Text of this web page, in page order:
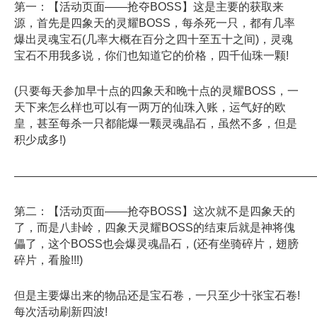
第一：【活动页面——抢夺BOSS】这是主要的获取来
源，首先是四象天的灵耀BOSS，每杀死一只，都有几率
爆出灵魂宝石(几率大概在百分之四十至五十之间)，灵魂
宝石不用我多说，你们也知道它的价格，四千仙珠一颗!
(只要每天参加早十点的四象天和晚十点的灵耀BOSS，一
天下来怎么样也可以有一两万的仙珠入账，运气好的欧
皇，甚至每杀一只都能爆一颗灵魂晶石，虽然不多，但是
积少成多!)
第二：【活动页面——抢夺BOSS】这次就不是四象天的
了，而是八卦岭，四象天灵耀BOSS的结束后就是神将傀
儡了，这个BOSS也会爆灵魂晶石，(还有坐骑碎片，翅膀
碎片，看脸!!!)
但是主要爆出来的物品还是宝石卷，一只至少十张宝石卷!
每次活动刷新四波!